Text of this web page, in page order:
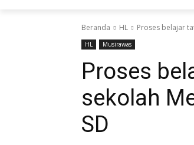
Beranda HL Proses belajar
HL Musirawas
Proses
sekolah
SD